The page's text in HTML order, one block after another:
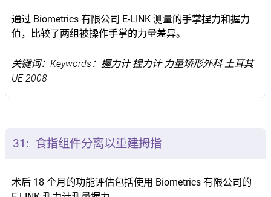
通过 Biometrics 有限公司 E-LINK 测量的手掌捏力和握力
值，比较了两组被操作手掌的力量差异。
关键词：Keywords：握力计 捏力计 力量矫形外科 土耳其
UE 2008
31: 食指组件分离以重建拇指
术后 18 个月的功能评估包括使用 Biometrics 有限公司的